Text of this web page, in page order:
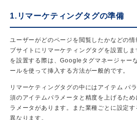
1.リマーケティングタグの準備
ユーザーがどのページを閲覧したかなどの
ブサイトにリマーケティングタグを設置し
を設置する際は、Googleタグマネージャー
ールを使って挿入する方法がー般的です。
リマーケティングタグの中にはアイテム パ
須のアイテムパラメータと精度を上げるた
ラメータがあります。また業種ごとに設定
異なります。